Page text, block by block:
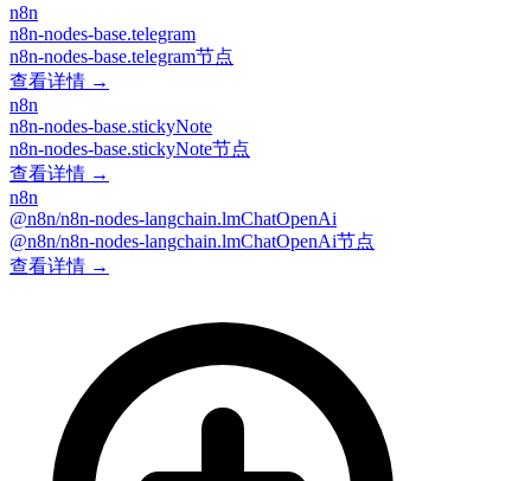
n8n
n8n-nodes-base.telegram
n8n-nodes-base.telegram节点
查看详情 →
n8n
n8n-nodes-base.stickyNote
n8n-nodes-base.stickyNote节点
查看详情 →
n8n
@n8n/n8n-nodes-langchain.lmChatOpenAi
@n8n/n8n-nodes-langchain.lmChatOpenAi节点
查看详情 →